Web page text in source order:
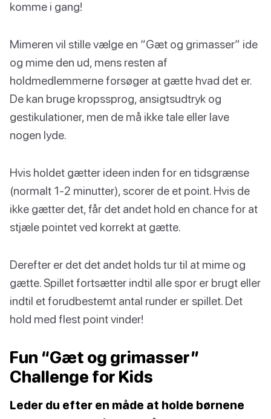
komme i gang!
Mimeren vil stille vælge en “Gæt og grimasser” ide
og mime den ud, mens resten af
holdmedlemmerne forsøger at gætte hvad det er.
De kan bruge kropssprog, ansigtsudtryk og
gestikulationer, men de må ikke tale eller lave
nogen lyde.
Hvis holdet gætter ideen inden for en tidsgrænse
(normalt 1-2 minutter), scorer de et point. Hvis de
ikke gætter det, får det andet hold en chance for at
stjæle pointet ved korrekt at gætte.
Derefter er det det andet holds tur til at mime og
gætte. Spillet fortsætter indtil alle spor er brugt eller
indtil et forudbestemt antal runder er spillet. Det
hold med flest point vinder!
Fun “Gæt og grimasser”
Challenge for Kids
Leder du efter en måde at holde børnene